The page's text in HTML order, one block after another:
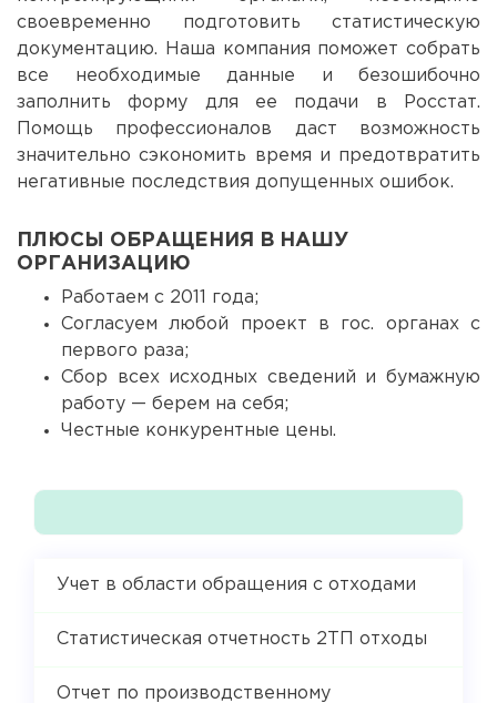
своевременно подготовить статистическую
документацию. Наша компания поможет собрать
все необходимые данные и безошибочно
заполнить форму для ее подачи в Росстат.
Помощь профессионалов даст возможность
значительно сэкономить время и предотвратить
негативные последствия допущенных ошибок.
ПЛЮСЫ ОБРАЩЕНИЯ В НАШУ
ОРГАНИЗАЦИЮ
Работаем с 2011 года;
Согласуем любой проект в гос. органах с
первого раза;
Сбор всех исходных сведений и бумажную
работу — берем на себя;
Честные конкурентные цены.
Учет в области обращения с отходами
Статистическая отчетность 2ТП отходы
Отчет по производственному